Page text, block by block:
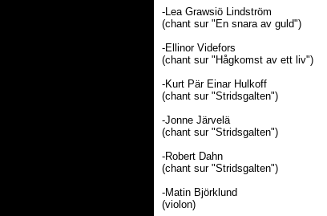
-Lea Grawsiö Lindström
(chant sur "En snara av guld")
-Ellinor Videfors
(chant sur "Hågkomst av ett liv")
-Kurt Pär Einar Hulkoff
(chant sur "Stridsgalten")
-Jonne Järvelä
(chant sur "Stridsgalten")
-Robert Dahn
(chant sur "Stridsgalten")
-Matin Björklund
(violon)